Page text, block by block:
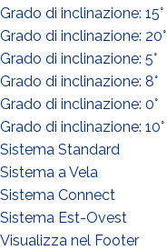
Grado di inclinazione: 15°
Grado di inclinazione: 20°
Grado di inclinazione: 5°
Grado di inclinazione: 8°
Grado di inclinazione: 0°
Grado di inclinazione: 10°
Sistema Standard
Sistema a Vela
Sistema Connect
Sistema Est-Ovest
Visualizza nel Footer
¿QUÉ HACES?*